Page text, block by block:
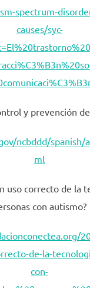
spectrum-
causes/syc-
y prevención
ncbddd/spanish/
ml
uso correcto de la
con autismo?
de-la-
con-